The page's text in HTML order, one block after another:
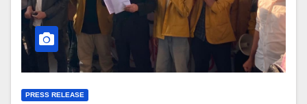
PRESS RELEASE